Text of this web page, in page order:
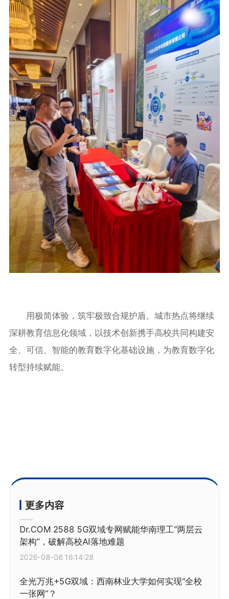
用极简体验，筑牢极致合规护盾。城市热点将继续
深耕教育信息化领域，以技术创新携手高校共同构建安
全、可信、智能的教育数字化基础设施，为教育数字化
转型持续赋能。
更多内容
Dr.COM 2588 5G双域专网赋能华南理工“两层云
架构”，破解高校AI落地难题
2026-08-06 16:14:28
全光万兆+5G双域：西南林业大学如何实现“全校
一张网”？